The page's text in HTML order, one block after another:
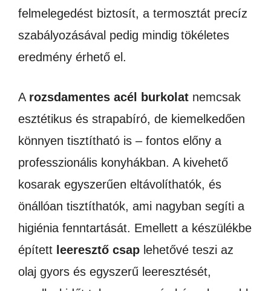
felmelegedést biztosít, a termosztát precíz
szabályozásával pedig mindig tökéletes
eredmény érhető el.
A rozsdamentes acél burkolat nemcsak
esztétikus és strapabíró, de kiemelkedően
könnyen tisztítható is – fontos előny a
professzionális konyhákban. A kivehető
kosarak egyszerűen eltávolíthatók, és
önállóan tisztíthatók, ami nagyban segíti a
higiénia fenntartását. Emellett a készülékbe
épített leeresztő csap lehetővé teszi az
olaj gyors és egyszerű leeresztését,